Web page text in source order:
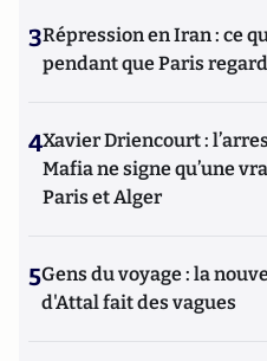
3Répression en Iran : ce
pendant que Paris
4Xavier Driencourt :
Mafia ne signe qu’une
Paris et Alger
5Gens du voyage : la
d'Attal fait des vagues